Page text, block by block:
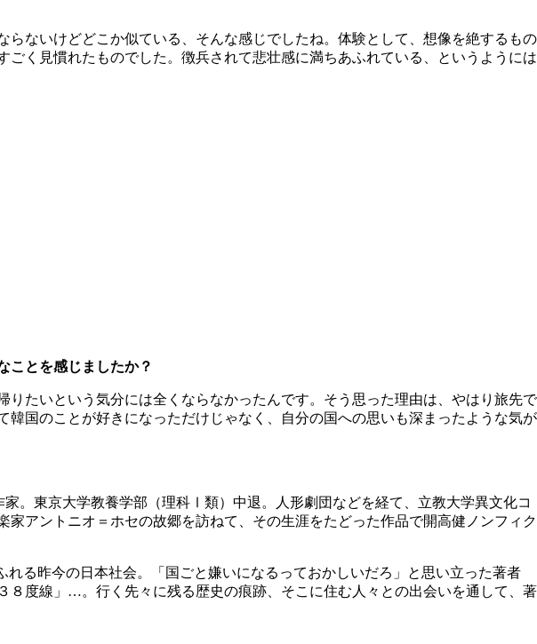
ないけどどこか似ている、そんな感じでしたね。体験として、想像を絶するもの
く見慣れたものでした。徴兵されて悲壮感に満ちあふれている、というようには
ことを感じましたか？
たいという気分には全くならなかったんです。そう思った理由は、やはり旅先で
国のことが好きになっただけじゃなく、自分の国への思いも深まったような気が
。東京大学教養学部（理科Ⅰ類）中退。人形劇団などを経て、立教大学異文化コ
アントニオ＝ホセの故郷を訪ねて、その生涯をたどった作品で開高健ノンフィク
れる昨今の日本社会。「国ごと嫌いになるっておかしいだろ」と思い立った著者
度線」…。行く先々に残る歴史の痕跡、そこに住む人々との出会いを通して、著